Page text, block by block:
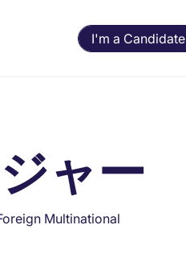
I'm a Candidate
ャー
Multinational